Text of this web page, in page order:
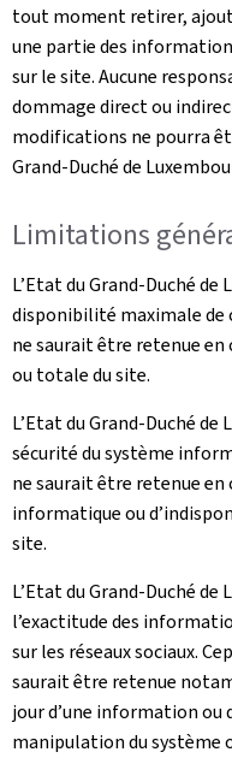
tout moment retirer,
une partie des
sur le site. Aucune
dommage direct ou
modifications ne pourra
Grand-Duché de
Limitations
L’Etat du Grand-Duché de
disponibilité maximale de
ne saurait être retenue
ou totale du site.
L’Etat du Grand-Duché de
sécurité du système
ne saurait être retenue en
informatique ou
site.
L’Etat du Grand-Duché
l’exactitude des
sur les réseaux sociaux.
saurait être retenue
jour d’une information ou
manipulation du système